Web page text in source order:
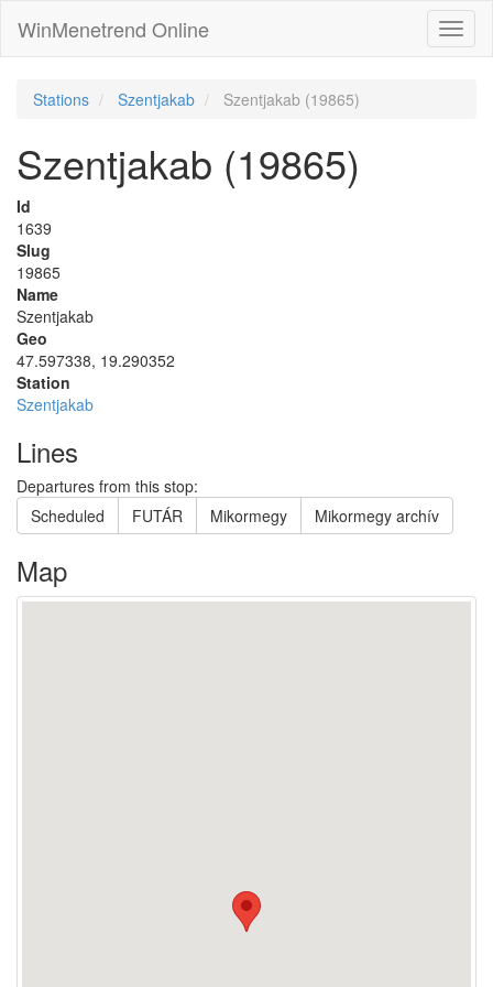
WinMenetrend Online
Stations Szentjakab Szentjakab (19865)
Szentjakab (19865)
Id
1639
Slug
19865
Name
Szentjakab
Geo
47.597338, 19.290352
Station
Szentjakab
Lines
Departures from this stop:
Scheduled
FUTÁR Mikormegy Mikormegy archív
Map